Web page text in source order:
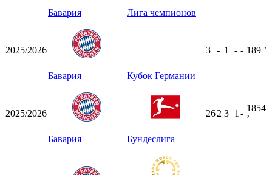
Бавария Лига чемпионов
2025/2026
Бавария Кубок Германии
3 - 1 - - 189 ʼ
2025/2026
Бавария Бундеслига
262 3 1 -
1854
ʼ